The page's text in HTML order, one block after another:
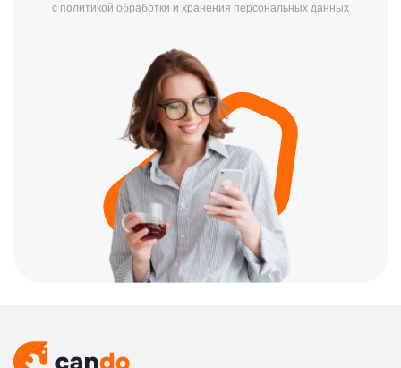
с политикой обработки и хранения персональных данных